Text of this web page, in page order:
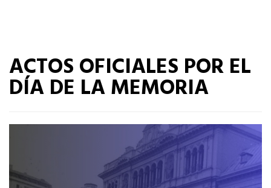
ACTOS OFICIALES POR EL
DÍA DE LA MEMORIA